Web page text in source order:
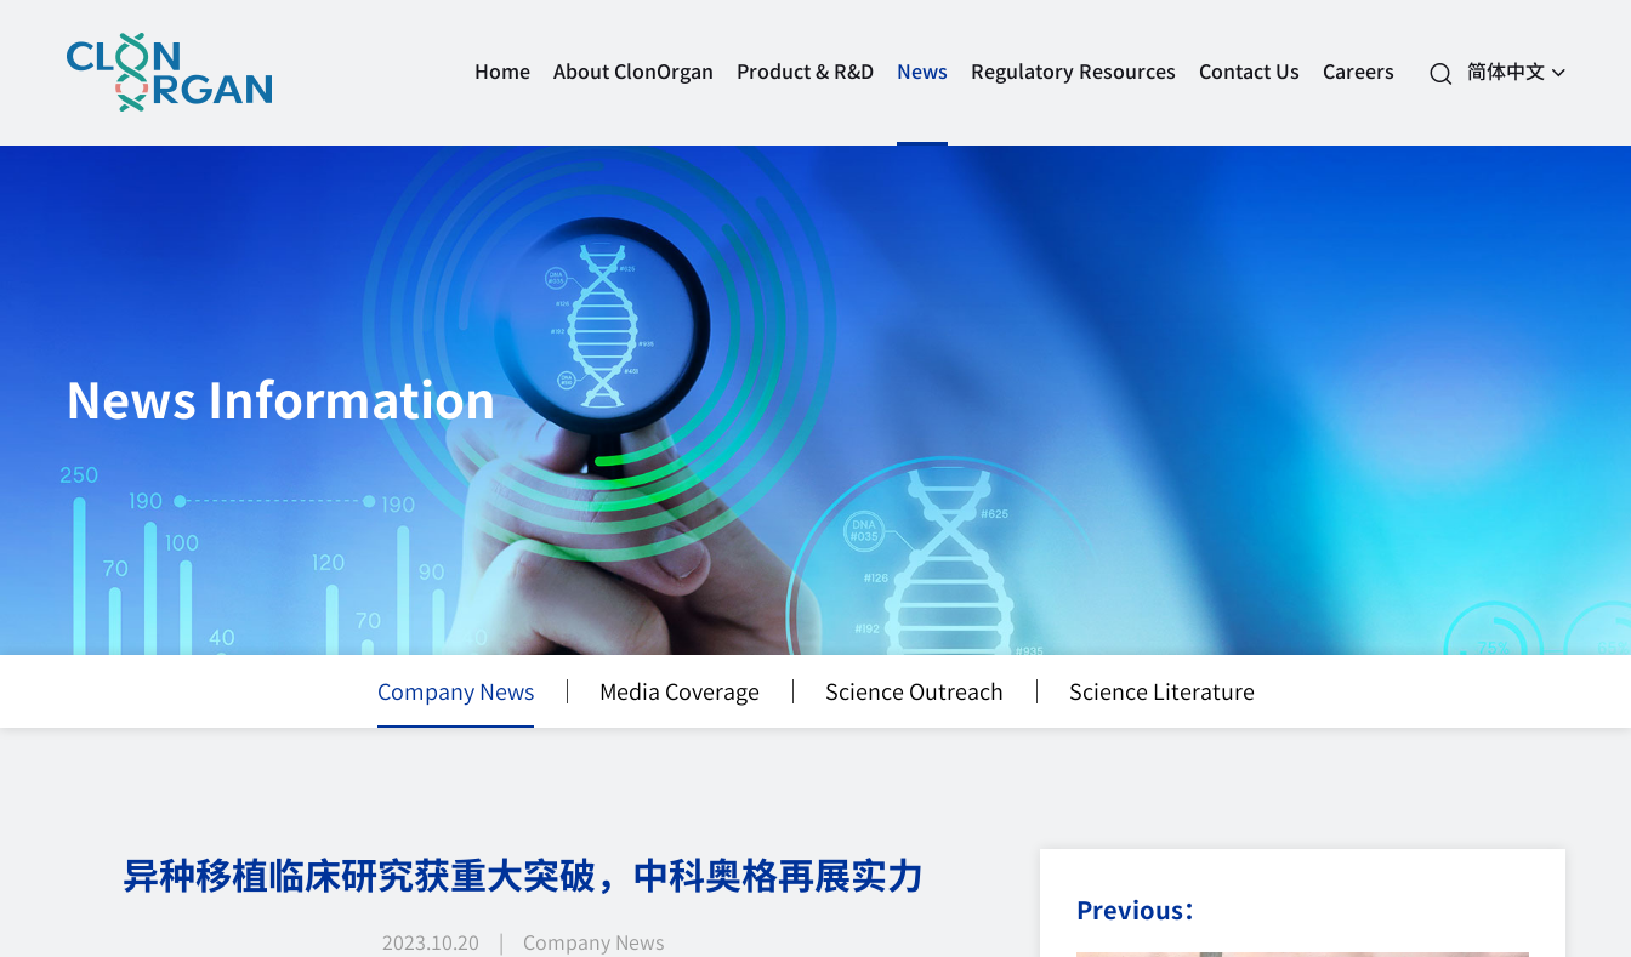
Home About ClonOrgan Product & R&D News Regulatory Resources Contact Us Careers 简体中文
News Information
Company News Media Coverage Science Outreach Science Literature
异种移植临床研究获重大突破，中科奥格再展实力
2023.10.20 | Company News
Previous：